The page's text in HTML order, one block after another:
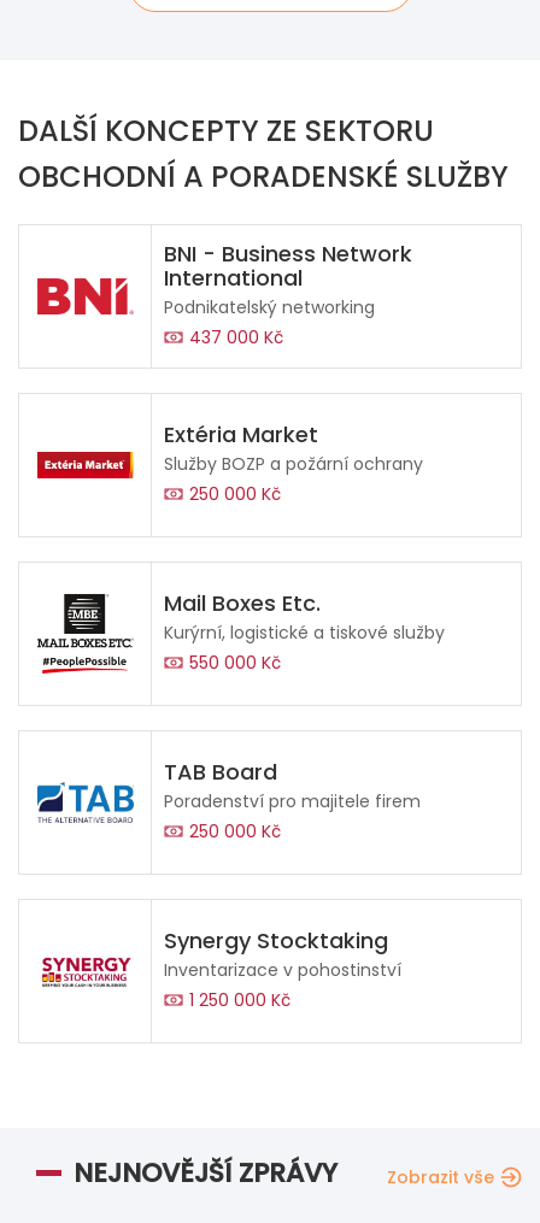
DALŠÍ KONCEPTY ZE SEKTORU
OBCHODNÍ A PORADENSKÉ SLUŽBY
BNI - Business Network
International
Podnikatelský networking
437 000 Kč
Extéria Market
Služby BOZP a požární ochrany
250 000 Kč
Mail Boxes Etc.
Kurýrní, logistické a tiskové služby
550 000 Kč
TAB Board
Poradenství pro majitele firem
250 000 Kč
Synergy Stocktaking
Inventarizace v pohostinství
1 250 000 Kč
NEJNOVĚJŠÍ ZPRÁVY Zobrazit vše